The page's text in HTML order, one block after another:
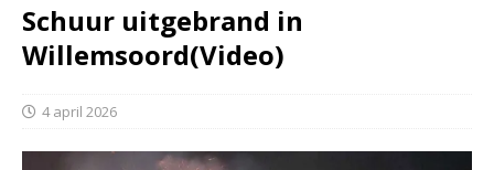
Schuur uitgebrand in
Willemsoord(Video)
4 april 2026